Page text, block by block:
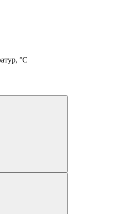
°C